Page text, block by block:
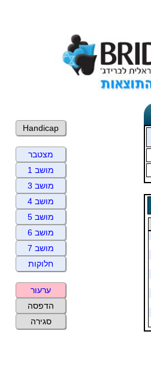
Handicap
מצטבר
מושב 1
מושב 3
מושב 4
מושב 5
מושב 6
מושב 7
חלוקות
ערעור
הדפסה
סגירה